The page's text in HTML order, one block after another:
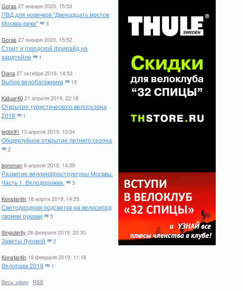
Goras 27 января 2020, 15:53
ПВД для новичков "Двенадцать мостов
Москва-реки"
3
Goras 27 января 2020, 15:52
Стрит и городской фрирайд на
хардтейле
1
Diana27 октября 2019, 14:53
Выбор велобагажника 15
Katuar4021 апреля 2019, 22:18
Открытие туристического велосезона
2019
1
fedor91 13 апреля 2019, 10:34
Общеклубное открытие летнего сезона
2
boroman6 апреля 2019, 14:39
Развитие велоинфраструктуры Москвы.
Часть 1. Велодорожки.
3
Konstantin 18 марта 2019, 14:55
Светодиодная подсветка на велосипед
своими руками
5
Singularity 28 февраля 2019, 20:30
Заветы Луговой 2
Konstantin 19 февраля 2019, 11:18
Велопарк 2019 1
Весь эфир · RSS